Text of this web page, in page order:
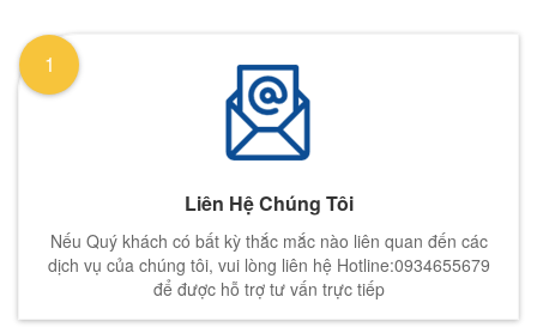
Liên Hệ Chúng Tôi
Nếu Quý khách có bất kỳ thắc mắc nào liên quan đến các
dịch vụ của chúng tôi, vui lòng liên hệ Hotline:0934655679
để được hỗ trợ tư vấn trực tiếp
1